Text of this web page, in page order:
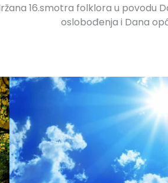
16.smotra folklora u povodu
oslobođenja i Dana